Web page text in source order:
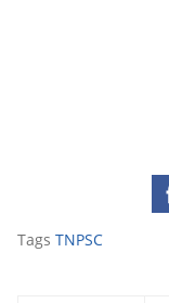
Tags TNPSC